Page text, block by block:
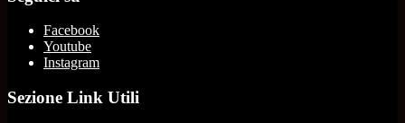
Facebook
Youtube
Instagram
Sezione Link Utili